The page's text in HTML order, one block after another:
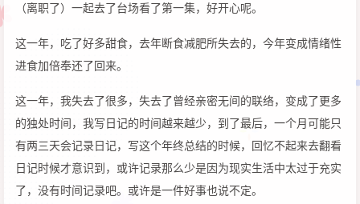
（离职了）一起去了台场看了第一集，好开心呢。
这一年，吃了好多甜食，去年断食减肥所失去的，今年变成情绪性
进食加倍奉还了回来。
这一年，我失去了很多，失去了曾经亲密无间的联络，变成了更多
的独处时间，我写日记的时间越来越少，到了最后，一个月可能只
有两三天会记录日记，写这个年终总结的时候，回忆不起来去翻看
日记时候才意识到，或许记录那么少是因为现实生活中太过于充实
了，没有时间记录吧。或许是一件好事也说不定。